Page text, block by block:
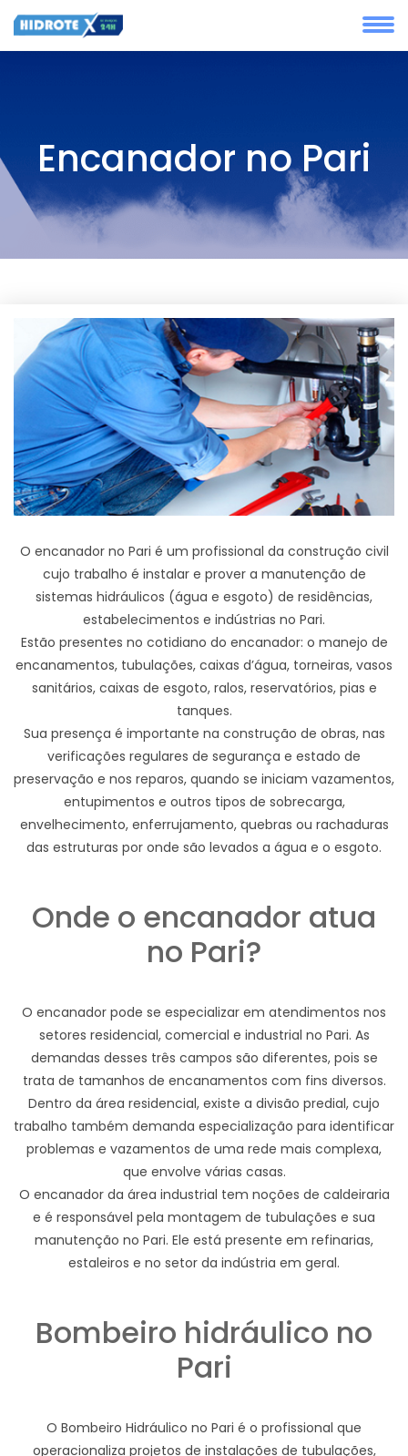
Encanador no Pari
O encanador no Pari é um profissional da construção civil
cujo trabalho é instalar e prover a manutenção de
sistemas hidráulicos (água e esgoto) de residências,
estabelecimentos e indústrias no Pari.
Estão presentes no cotidiano do encanador: o manejo de
encanamentos, tubulações, caixas d’água, torneiras, vasos
sanitários, caixas de esgoto, ralos, reservatórios, pias e
tanques.
Sua presença é importante na construção de obras, nas
verificações regulares de segurança e estado de
preservação e nos reparos, quando se iniciam vazamentos,
entupimentos e outros tipos de sobrecarga,
envelhecimento, enferrujamento, quebras ou rachaduras
das estruturas por onde são levados a água e o esgoto.
Onde o encanador atua
no Pari?
O encanador pode se especializar em atendimentos nos
setores residencial, comercial e industrial no Pari. As
demandas desses três campos são diferentes, pois se
trata de tamanhos de encanamentos com fins diversos.
Dentro da área residencial, existe a divisão predial, cujo
trabalho também demanda especialização para identificar
problemas e vazamentos de uma rede mais complexa,
que envolve várias casas.
O encanador da área industrial tem noções de caldeiraria
e é responsável pela montagem de tubulações e sua
manutenção no Pari. Ele está presente em refinarias,
estaleiros e no setor da indústria em geral.
Bombeiro hidráulico no
Pari
O Bombeiro Hidráulico no Pari é o profissional que
operacionaliza projetos de instalações de tubulações,